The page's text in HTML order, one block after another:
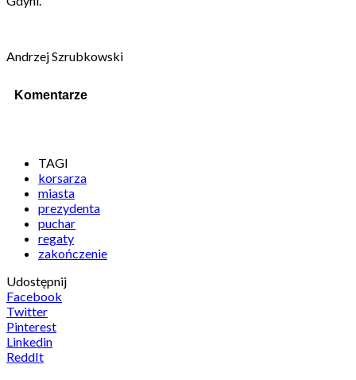
Andrzej Szrubkowski
Komentarze
TAGI
korsarza
miasta
prezydenta
puchar
regaty
zakończenie
Udostępnij
Facebook
Twitter
Pinterest
Linkedin
ReddIt